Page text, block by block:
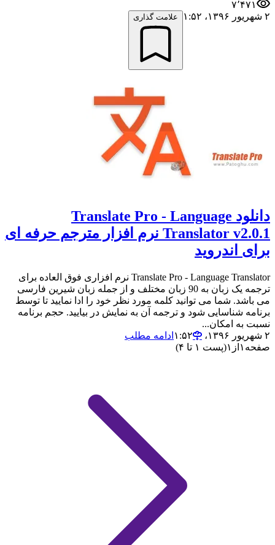
۷٬۴۷۱
۲ شهریور ۱۳۹۶،‏ ۱:۵۲
علامت گذاری
دانلود Translate Pro - Language
Translator v2.0.1 نرم افزار مترجم حرفه ای
برای اندروید
Translate Pro - Language Translator نرم افزاری فوق العاده برای
ترجمه یک زبان به 90 زبان مختلف و از جمله زبان شیرین فارسی
می باشد. شما می توانید کلمه مورد نظر خود را ادا نمایید تا توسط
برنامه شناسایی شود و ترجمه آن به نمایش در بیایید. حجم برنامه
نسبت به امکان...
۲ شهریور ۱۳۹۶،‏ ۱:۵۲
ادامه مطلب
صفحه ۱ از ۱(پست ۱ تا ۴)